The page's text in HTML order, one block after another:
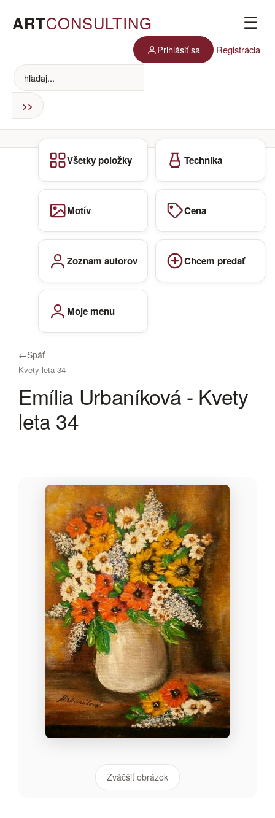
ARTCONSULTING ☰
Prihlásiť sa Registrácia
Všetky položky Technika
Motív Cena
Zoznam autorov Chcem predať
Moje menu
←Späť
Kvety leta 34
Emília Urbaníková - Kvety
leta 34
Zväčšiť obrázok